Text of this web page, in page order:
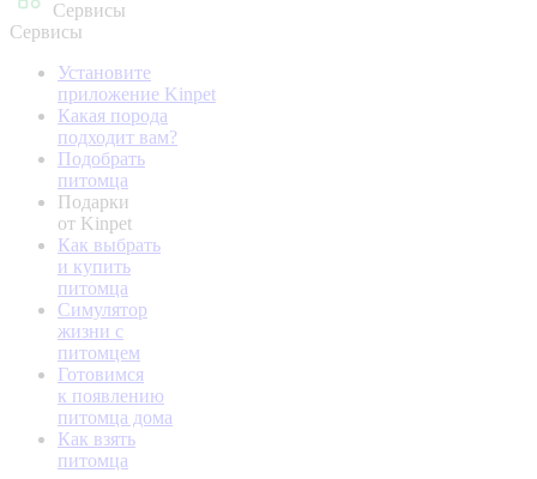
Сервисы
Сервисы
Установите
приложение Kinpet
Какая порода
подходит вам?
Подобрать
питомца
Подарки
от Kinpet
Как выбрать
и купить
питомца
Симулятор
жизни с
питомцем
Готовимся
к появлению
питомца дома
Как взять
питомца